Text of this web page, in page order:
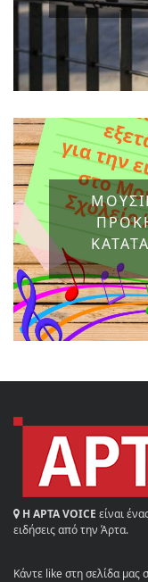
Η ΑΡΤΑ VOICE είναι
ειδήσεις από την Άρτα.
Κάντε like στη σελίδα μας